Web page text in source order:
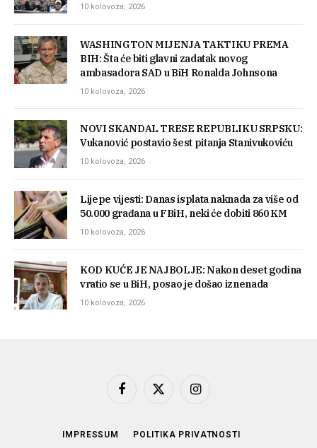
10 kolovoza, 2026
WASHINGTON MIJENJA TAKTIKU PREMA
BIH: Šta će biti glavni zadatak novog
ambasadora SAD u BiH Ronalda Johnsona
10 kolovoza, 2026
NOVI SKANDAL TRESE REPUBLIKU SRPSKU:
Vukanović postavio šest pitanja Stanivukoviću
10 kolovoza, 2026
Lijepe vijesti: Danas isplata naknada za više od
50.000 građana u FBiH, neki će dobiti 860 KM
10 kolovoza, 2026
KOD KUĆE JE NAJBOLJE: Nakon deset godina
vratio se u BiH, posao je došao iznenada
10 kolovoza, 2026
Facebook
X
Instagram
IMPRESSUM POLITIKA PRIVATNOSTI